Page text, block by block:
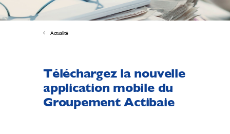
Actualité
Téléchargez la nouvelle
application mobile du
Groupement Actibaie